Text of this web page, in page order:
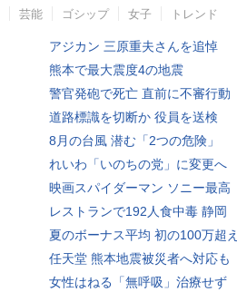
芸能 ゴシップ 女子 トレンド
アジカン 三原重夫さんを追悼
熊本で最大震度4の地震
警官発砲で死亡 直前に不審行動
道路標識を切断か 役員を送検
8月の台風 潜む「2つの危険」
れいわ「いのちの党」に変更へ
映画スパイダーマン ソニー最高
レストランで192人食中毒 静岡
夏のボーナス平均 初の100万超え
任天堂 熊本地震被災者へ対応も
女性はねる「無呼吸」治療せず